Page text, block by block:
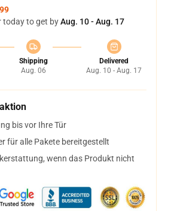
today to get byAug. 10 - Aug. 17
Shipping
Aug. 06
Delivered
Aug. 10 - Aug. 17
bis vor Ihre Tür
für alle Pakete bereitgestellt
wenn das Produkt nicht